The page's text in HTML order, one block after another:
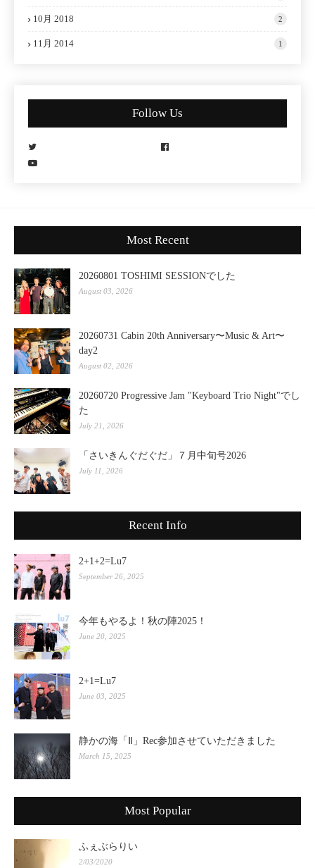
10月 2018 2
11月 2014 1
Follow Us
Most Recent
20260801 TOSHIMI SESSIONでした
August 03, 2026
20260731 Cabin 20th Anniversary〜Music & Art〜
day2
August 02, 2026
20260720 Progressive Jam "Keyboard Trio Night"でし
た
July 21, 2026
「さいきんぐだぐだ」７月中旬号2026
July 11, 2026
Recent Info
2+1+2=Lu7
September 26, 2025
今年もやるよ！秋の陣2025！
June 20, 2025
2+1=Lu7
June 03, 2025
静かの海「Ⅱ」Rec参加させていただきました
March 15, 2025
Most Popular
ふぇぶらりい
2/03/2020